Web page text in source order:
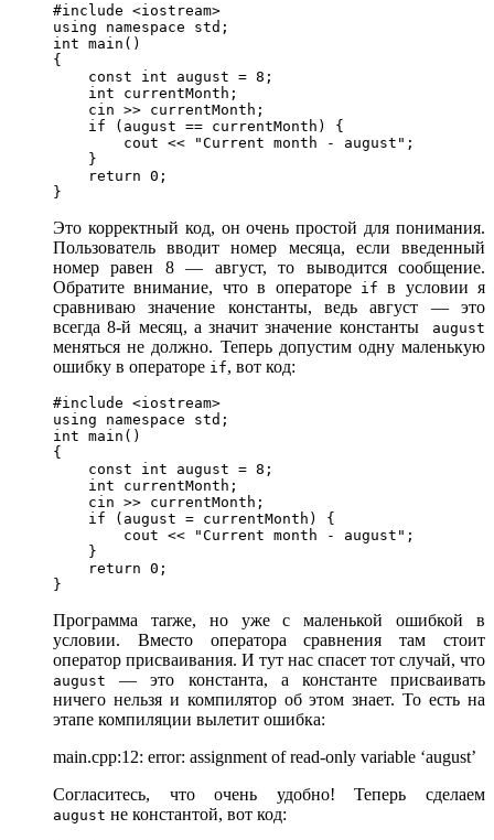
#include <iostream>
using namespace std;
int main()
{
    const int august = 8;
    int currentMonth;
    cin >> currentMonth;
    if (august == currentMonth) {
        cout << "Current month - august";
    }
    return 0;
}
Это корректный код, он очень простой для понимания.
Пользователь вводит номер месяца, если введенный
номер равен 8 — август, то выводится сообщение.
Обратите внимание, что в операторе if в условии я
сравниваю значение константы, ведь август — это
всегда 8-й месяц, а значит значение константы
august
меняться не должно. Теперь допустим одну маленькую
ошибку в операторе if, вот код:
#include <iostream>
using namespace std;
int main()
{
    const int august = 8;
    int currentMonth;
    cin >> currentMonth;
    if (august = currentMonth) {
        cout << "Current month - august";
    }
    return 0;
}
Программа таrже, но уже с маленькой ошибкой в
условии. Вместо оператора сравнения там стоит
оператор присваивания. И тут нас спасет тот случай, что
august
— это константа, а константе присваивать
ничего нельзя и компилятор об этом знает. То есть на
этапе компиляции вылетит ошибка:
main.cpp:12: error: assignment of read-only variable ‘august’
Согласитесь, что очень удобно! Теперь сделаем
august не константой, вот код: